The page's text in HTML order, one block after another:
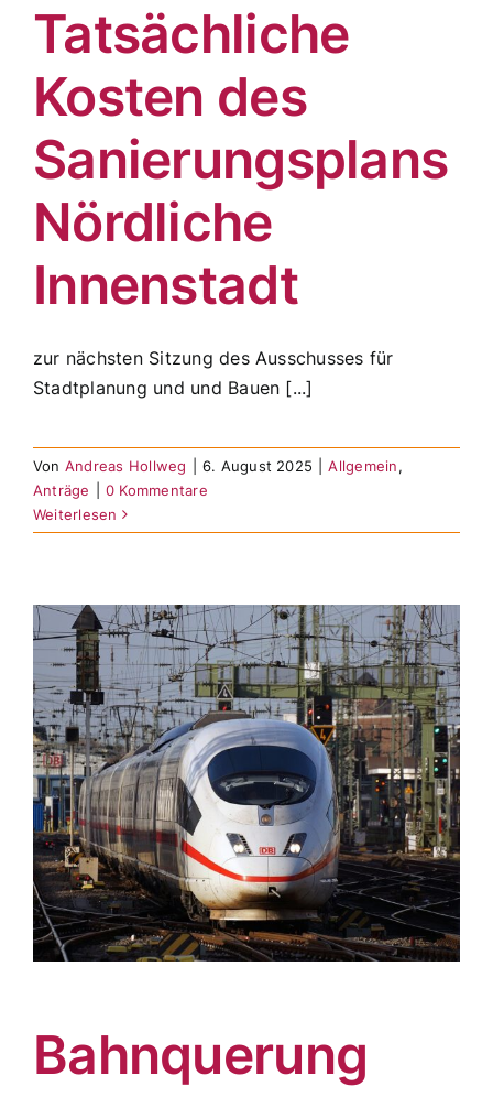
Tatsächliche
Kosten des
Sanierungsplans
Nördliche
Innenstadt
zur nächsten Sitzung des Ausschusses für
Stadtplanung und und Bauen [...]
Von Andreas Hollweg 6. August 2025 Allgemein,
Anträge
0 Kommentare
Weiterlesen
Bahnquerung